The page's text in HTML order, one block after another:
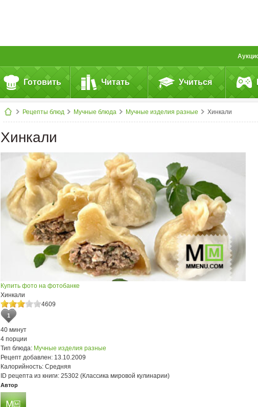
Готовить Читать Учиться
Рецепты блюд Мучные блюда Мучные изделия разные Хинкали
Хинкали
Купить фото на фотобанке
Хинкали
4609
1
40 минут
4 порции
Тип блюда: Мучные изделия разные
Рецепт добавлен: 13.10.2009
Калорийность: Средняя
ID рецепта из книги: 25302 (Классика мировой кулинарии)
Автор